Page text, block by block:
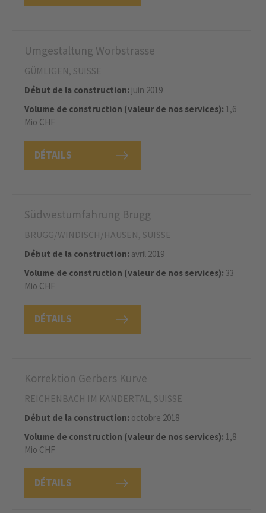
DÉTAILS
Umgestaltung Worbstrasse
GÜMLIGEN, SUISSE
Début de la construction: juin 2019
Volume de construction (valeur de nos services): 1,6
Mio CHF
DÉTAILS
Südwestumfahrung Brugg
BRUGG/WINDISCH/HAUSEN, SUISSE
Début de la construction: avril 2019
Volume de construction (valeur de nos services): 33
Mio CHF
DÉTAILS
Korrektion Gerbers Kurve
REICHENBACH IM KANDERTAL, SUISSE
Début de la construction: octobre 2018
Volume de construction (valeur de nos services): 1,8
Mio CHF